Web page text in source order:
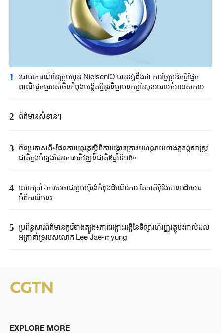
1
របាយការណ៍នៃក្រុមហ៊ុន NielsenIQ បានឱ្យដឹងថា ការច្នៃប្រឌិតថ្មីផ្នែក
ពាណិជ្ជកម្មរបស់ចិនកំពុងបង្កើតថ្មីនូវនិម្មាបនកម្មនៃមុខរបរលក់រាយសកល
2 ព័ត៌មានសំខាន់ៗ​
3 ចិនប្រកាសពី«ផែនការអនុវត្តស្តីពីការបង្ការគ្រោះមហន្តរាយខាងភូគព្ភសាស្ត្រ
ជាតិក្នុងអំឡុងផែនការអភិវឌ្ឍន៍ជាតិ៥ឆ្នាំទី១៥»
4 លោកត្រាំ៖​ការចរចាជាមួយ​អ៊ីរ៉ង់កំពុង​ដំណើរការ​ តែភាគីអ៊ីរ៉ង់​បានបដិសេធ​
អំពីករណីនេះ​
5 ប្រព័ន្ធសារព័ត៌មានកូរ៉េខាងត្បូង៖ភាពរង្គោះរង្គើនៃទីផ្សារហិរញ្ញវត្ថុប៉ះពាល់ដល់
អត្រាគាំទ្ររបស់លោក Lee Jae-myung
EXPLORE MORE